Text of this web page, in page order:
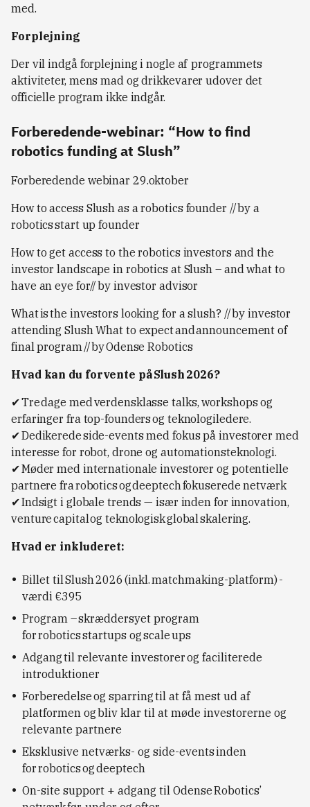
med.
Forplejning
Der vil indgå forplejning i nogle af programmets
aktiviteter, mens mad og drikkevarer udover det
officielle program ikke indgår.
Forberedende-webinar: “How to find
robotics funding at Slush”
Forberedende webinar 29.oktober
How to access Slush as a robotics founder // by a
robotics start up founder
How to get access to the robotics investors and the
investor landscape in robotics at Slush – and what to
have an eye for// by investor advisor
What is the investors looking for a slush? // by investor
attending Slush What to expect and announcement of
final program // by Odense Robotics
Hvad kan du forvente på Slush 2026?
✔ Tre dage med verdensklasse talks, workshops og
erfaringer fra top-founders og teknologiledere.
✔ Dedikerede side-events med fokus på investorer med
interesse for robot, drone og automationsteknologi.
✔ Møder med internationale investorer og potentielle
partnere fra robotics og deeptech fokuserede netværk
✔ Indsigt i globale trends — især inden for innovation,
venture capital og teknologisk global skalering.
Hvad er inkluderet:
Billet til Slush 2026 (inkl. matchmaking-platform) -
værdi €395
Program – skræddersyet program
for robotics startups og scale ups
Adgang til relevante investorer og faciliterede
introduktioner
Forberedelse og sparring til at få mest ud af
platformen og bliv klar til at møde investorerne og
relevante partnere
Eksklusive netværks- og side-events inden
for robotics og deeptech
On-site support + adgang til Odense Robotics’